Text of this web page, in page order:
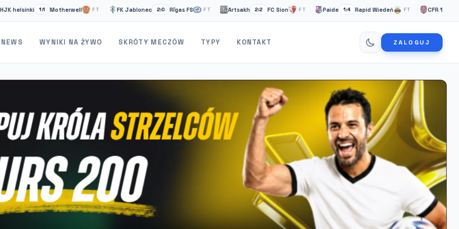
1:1 Motherwell FT FK Jablonec 2:0 Rīgas FS FT Artsakh 2:2 FC Sion FT Paide 1:4 Rapid Wiedeń FT CFR 1907 Cluj
NEWS WYNIKI NA ŻYWO SKRÓTY MECZÓW TYPY KONTAKT ZALOGUJ